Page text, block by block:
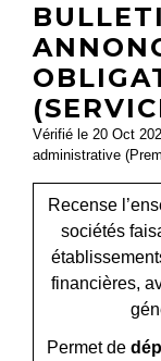
Vérifié le 20 Oct
administrative
Recense
sociétés
financières,
Permet de